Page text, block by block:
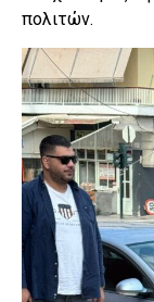
πολιτών.